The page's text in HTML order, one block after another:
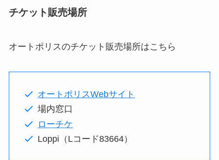
チケット販売場所
オートポリスのチケット販売場所はこちら
オートポリスWebサイト
場内窓口
ローチケ
Loppi（Lコード83664）